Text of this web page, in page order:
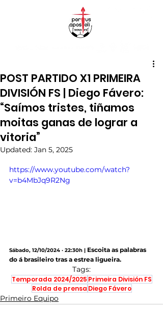
POST PARTIDO X1 PRIMEIRA
DIVISIÓN FS | Diego Fávero:
“Saímos tristes, tiñamos
moitas ganas de lograr a
vitoria”
Updated: Jan 5, 2025
https://www.youtube.com/watch?
v=b4MbJq9R2Ng
Sábado, 12/10/2024 · 22:30h | Escoita as palabras
do á brasileiro tras a estrea ligueira.
Tags:
Temporada 2024/2025 Primeira División FS
Rolda de prensa Diego Fávero
Primeiro Equipo